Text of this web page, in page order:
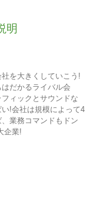
明
を大きくしていこう!
だかるライバル会
ィックとサウンドな
!会社は規模によって4
業務コマンドもドン
企業!